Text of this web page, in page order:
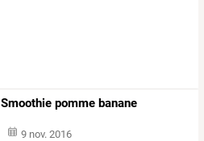
Smoothie pomme banane
9 nov. 2016